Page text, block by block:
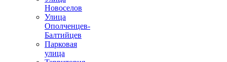
Новоселов
Улица
Ополченцев-
Балтийцев
Парковая
улица